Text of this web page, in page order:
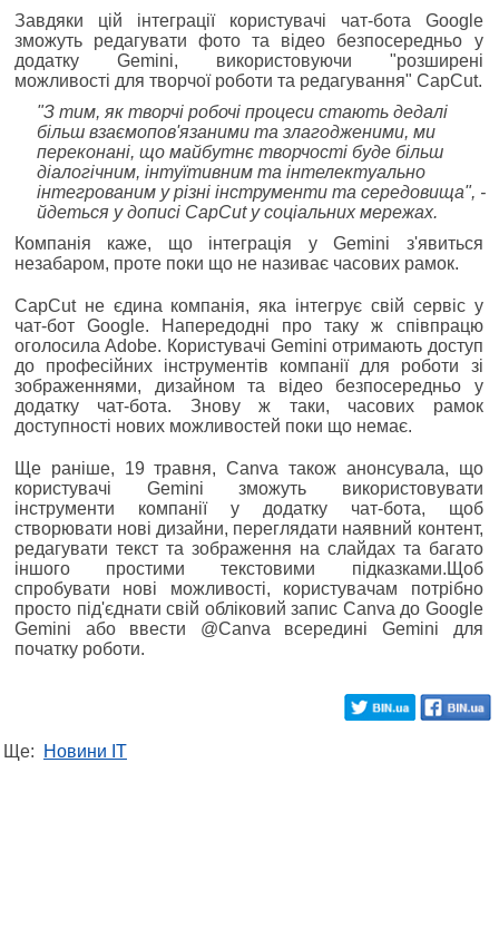
Завдяки цій інтеграції користувачі чат-бота Google
зможуть редагувати фото та відео безпосередньо у
додатку Gemini, використовуючи "розширені
можливості для творчої роботи та редагування" CapCut.
"З тим, як творчі робочі процеси стають дедалі
більш взаємопов'язаними та злагодженими, ми
переконані, що майбутнє творчості буде більш
діалогічним, інтуїтивним та інтелектуально
інтегрованим у різні інструменти та середовища", -
йдеться у дописі CapCut у соціальних мережах.
Компанія каже, що інтеграція у Gemini з'явиться
незабаром, проте поки що не називає часових рамок.
CapCut не єдина компанія, яка інтегрує свій сервіс у
чат-бот Google. Напередодні про таку ж співпрацю
оголосила Adobe. Користувачі Gemini отримають доступ
до професійних інструментів компанії для роботи зі
зображеннями, дизайном та відео безпосередньо у
додатку чат-бота. Знову ж таки, часових рамок
доступності нових можливостей поки що немає.
Ще раніше, 19 травня, Canva також анонсувала, що
користувачі Gemini зможуть використовувати
інструменти компанії у додатку чат-бота, щоб
створювати нові дизайни, переглядати наявний контент,
редагувати текст та зображення на слайдах та багато
іншого простими текстовими підказками.Щоб
спробувати нові можливості, користувачам потрібно
просто під'єднати свій обліковий запис Canva до Google
Gemini або ввести @Canva всередині Gemini для
початку роботи.
Ще: Новини IT